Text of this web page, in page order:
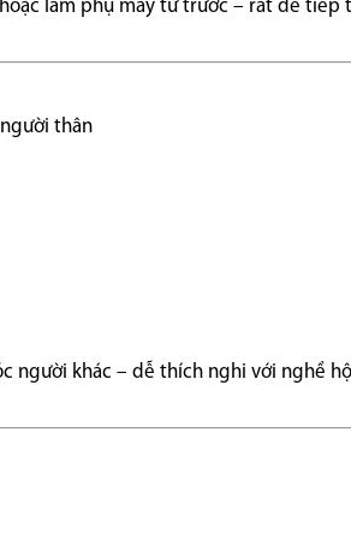
làm phụ máy từ trước – rất dễ tiếp
thân
người khác – dễ thích nghi với nghề